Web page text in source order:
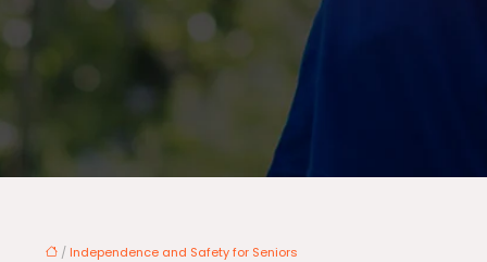
/ Independence and Safety for Seniors